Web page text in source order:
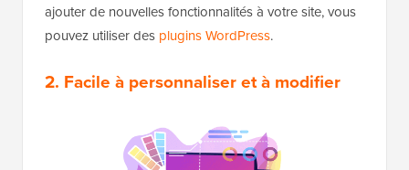
ajouter de nouvelles fonctionnalités à votre site, vous
pouvez utiliser des plugins WordPress.
2. Facile à personnaliser et à modifier